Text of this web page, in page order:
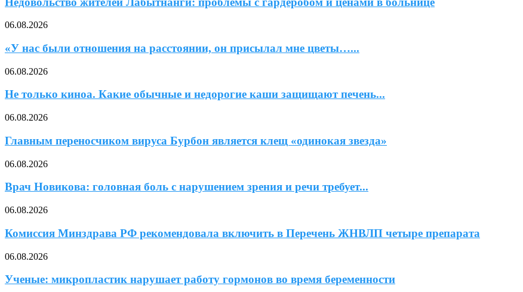
06.08.2026
«У нас были отношения на расстоянии, он присылал мне цветы…...
06.08.2026
Не только киноа. Какие обычные и недорогие каши защищают печень...
06.08.2026
Главным переносчиком вируса Бурбон является клещ «одинокая звезда»
06.08.2026
Врач Новикова: головная боль с нарушением зрения и речи требует...
06.08.2026
Комиссия Минздрава РФ рекомендовала включить в Перечень ЖНВЛП четыре препарата
06.08.2026
Ученые: микропластик нарушает работу гормонов во время беременности